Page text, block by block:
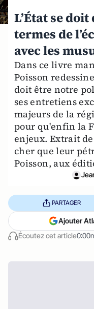
L’État se
termes de
avec les
Dans ce livre
Poisson
doit être notre
ses entretiens
majeurs de la
pour qu'enfin la
enjeux. Extrait
cher que leur
Poisson, aux
Écoutez cet article
PARTAGER
Ajouter